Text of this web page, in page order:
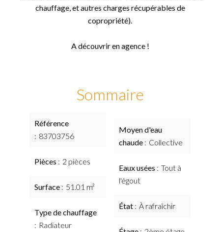
chauffage, et autres charges récupérables de
copropriété).
A découvrir en agence !
Sommaire
Référence
83703756
Pièces 2 pièces
Surface 51.01 m²
Type de chauffage
Radiateur
Moyen d'eau
chaude
Collective
Eaux usées
Tout à
l'égout
État À rafraîchir